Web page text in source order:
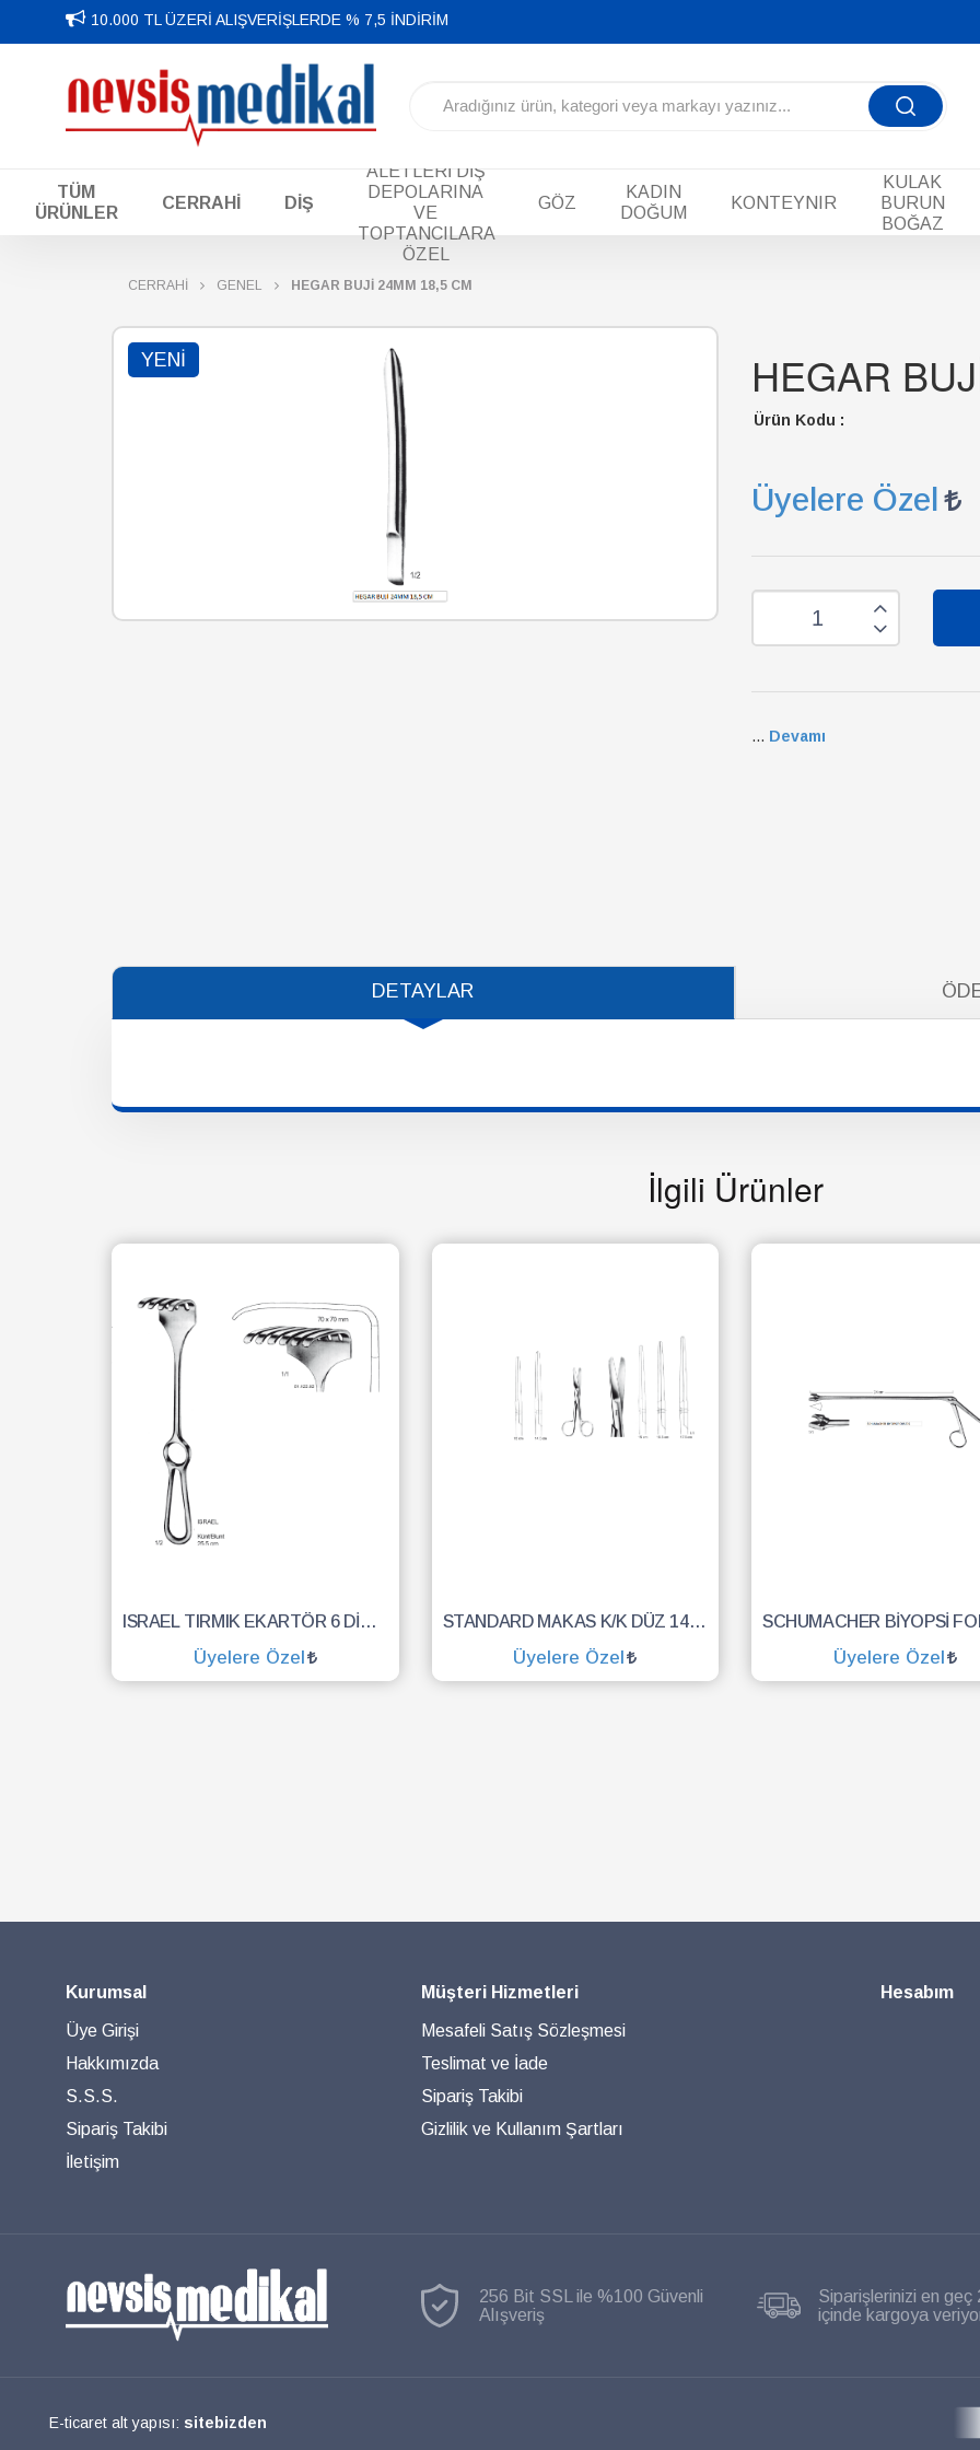
10.000 TL ÜZERİ ALIŞVERİŞLERDE % 7,5 İNDİRİM
TÜM
ÜRÜNLER
CERRAHİ DİŞ
ALETLERİ DİŞ
DEPOLARINA
VE
TOPTANCILARA
ÖZEL
GÖZ
KADIN
DOĞUM
KONTEYNIR
KULAK
BURUN
BOĞAZ
CERRAHİ GENEL HEGAR BUJİ 24MM 18,5 CM
YENI HEGAR
Ürün Kodu :
Üyelere Özel
... Devamı
DETAYLAR
İlgili Ürünler
ISRAEL TIRMIK EKARTÖR 6 DİŞ 70X70MM 25,5CM
Üyelere Özel
STANDARD MAKAS K/K DÜZ 14.5 CM
Üyelere Özel Üyelere Özel
Kurumsal
Üye Girişi
Hakkımızda
S.S.S.
Sipariş Takibi
İletişim
Müşteri Hizmetleri
Mesafeli Satış Sözleşmesi
Teslimat ve İade
Sipariş Takibi
Gizlilik ve Kullanım Şartları
Hesabım
256 Bit SSL ile %100 Güvenli
Alışveriş
Siparişlerinizi en geç
içinde kargoya
E-ticaret alt yapısı: sitebizden